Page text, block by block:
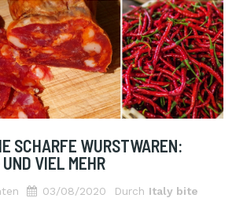
SCHARFE WURSTWAREN:
VIEL MEHR
03/08/2020 Durch Italy bite